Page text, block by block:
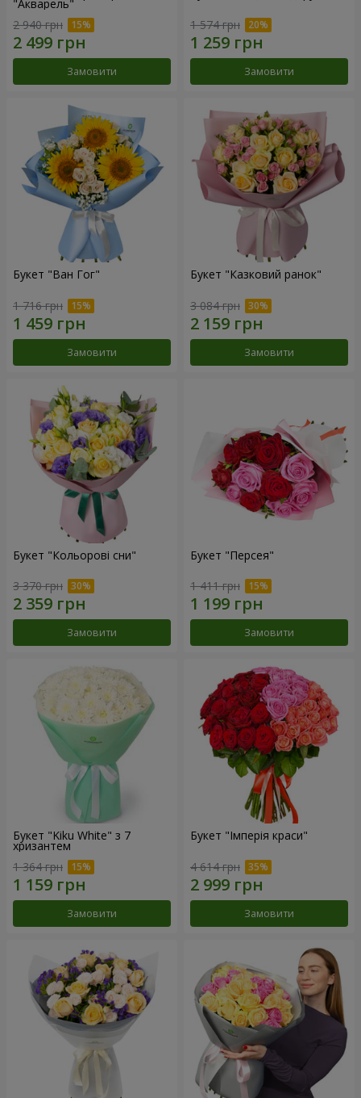
"Акварель"
2 940 грн
Замовити
1 574 грн
Замовити
Букет "Ван Гог"
1 716 грн
Замовити
Букет "Казковий ранок"
3 084 грн
Замовити
Букет "Кольорові сни"
3 370 грн
Замовити
Букет "Персея"
1 411 грн
Замовити
Букет "Kiku White" з 7
хризантем
1 364 грн
Замовити
Букет "Імперія краси"
4 614 грн
Замовити